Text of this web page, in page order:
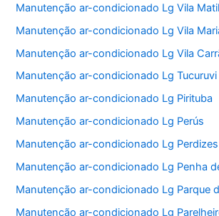
Manutenção ar-condicionado Lg Vila
Manutenção ar-condicionado Lg Vila
Manutenção ar-condicionado Lg Vila
Manutenção ar-condicionado Lg Tucuruvi
Manutenção ar-condicionado Lg Pirituba
Manutenção ar-condicionado Lg Perús
Manutenção ar-condicionado Lg Perdizes
Manutenção ar-condicionado Lg Penha
Manutenção ar-condicionado Lg Parque
Manutenção ar-condicionado Lg